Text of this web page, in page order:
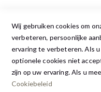
Wij gebruiken cookies om
verbeteren, persoonlijke
ervaring te verbeteren. Als
optionele cookies niet
zijn op uw ervaring. Als u
Cookiebeleid